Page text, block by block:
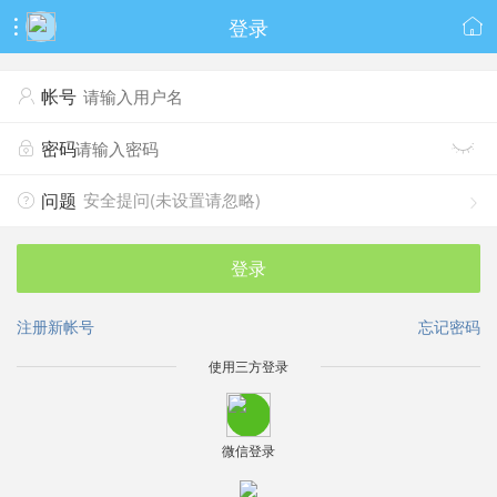
 登录 
 帐号
 密码 
 问题 
安全提问(未设置请忽略)
登录
忘记密码
注册新帐号
使用三方登录
微信登录